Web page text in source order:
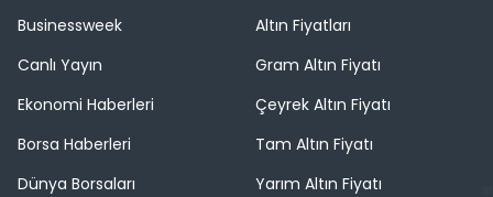
Businessweek
Canlı Yayın
Ekonomi Haberleri
Borsa Haberleri
Dünya Borsaları
Altın Fiyatları
Gram Altın Fiyatı
Çeyrek Altın Fiyatı
Tam Altın Fiyatı
Yarım Altın Fiyatı